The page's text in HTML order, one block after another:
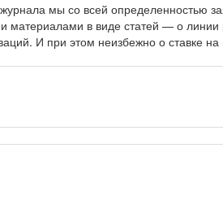
мы со всей определенностью
материалами в виде статей — о линии
И при этом неизбежно о ставке